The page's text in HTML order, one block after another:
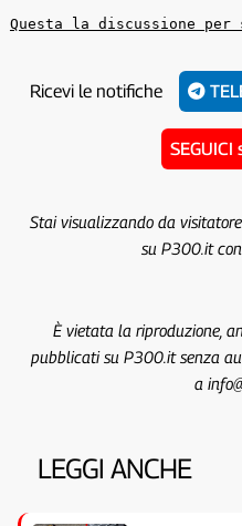
Questa la discussione
Ricevi le notifiche
SEGUICI
Stai visualizzando da
su P300.it
È vietata la riproduzione,
pubblicati su P300.it senza
a
LEGGI ANCHE